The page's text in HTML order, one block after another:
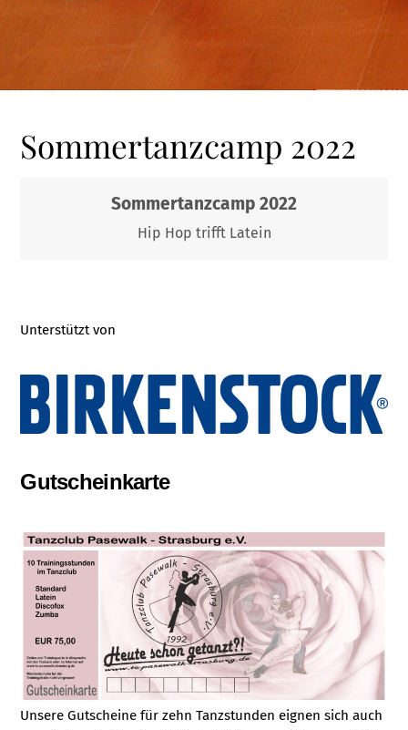
Sommertanzcamp 2022
Sommertanzcamp 2022
Hip Hop trifft Latein
Unterstützt von
Gutscheinkarte
Unsere Gutscheine für zehn Tanzstunden eignen sich auch